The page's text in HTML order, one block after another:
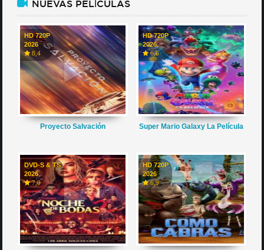
NUEVAS PELÍCULAS
HD 720P
2026
8,4
Proyecto Salvación
HD 720P
2026
6,6
Super Mario Galaxy La Película
DVD-S & TS
2026
7,0
HD 720P
2026
6,9